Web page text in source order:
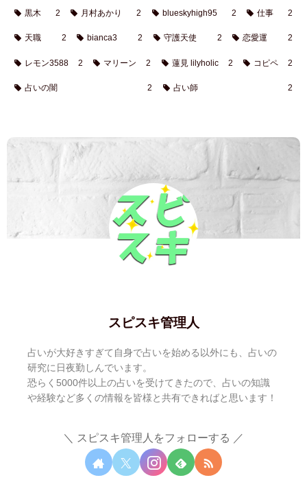
黒木 2 月村あかり 2 blueskyhigh95 2 仕事 2
天職 2 bianca3 2 守護天使 2 恋愛運 2
レモン3588 2 マリーン 2 蓮見 lilyholic 2 コピペ 2
占いの闇 2 占い師 2
スピスキ管理人
占いが大好きすぎて自身で占いを始める以外にも、占いの
研究に日夜勤しんでいます。
恐らく5000件以上の占いを受けてきたので、占いの知識
や経験など多くの情報を皆様と共有できればと思います！
スピスキ管理人をフォローする